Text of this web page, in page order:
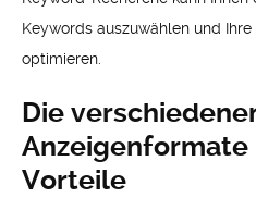
Keywords auszuwählen und
optimieren.
Die
Anzeigenformate
Vorteile